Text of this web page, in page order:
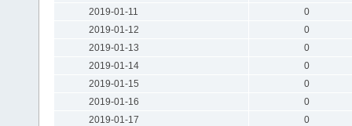
2019-01-11
0
2019-01-12
0
2019-01-13
0
2019-01-14
0
2019-01-15
0
2019-01-16
0
2019-01-17
0